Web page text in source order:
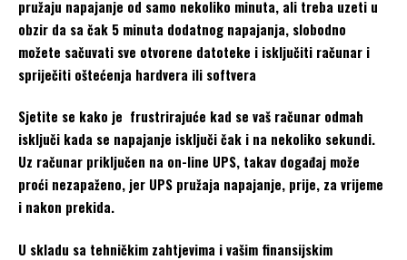
pružaju napajanje od samo nekoliko minuta, ali treba uzeti u
obzir da sa čak 5 minuta dodatnog napajanja, slobodno
možete sačuvati sve otvorene datoteke i isključiti računar i
spriječiti oštećenja hardvera ili softvera
Sjetite se kako je frustrirajuće kad se vaš računar odmah
isključi kada se napajanje isključi čak i na nekoliko sekundi.
Uz računar priključen na on-line UPS, takav događaj može
proći nezapaženo, jer UPS pružaja napajanje, prije, za vrijeme
i nakon prekida.
U skladu sa tehničkim zahtjevima i vašim finansijskim